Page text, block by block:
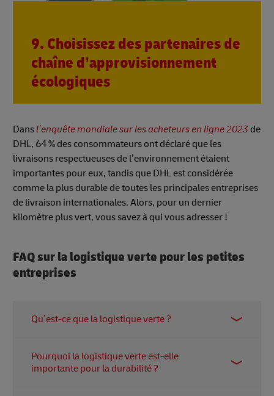
9. Choisissez des partenaires de
chaîne d’approvisionnement
écologiques
Dans l’enquête mondiale sur les acheteurs en ligne 2023 de
DHL, 64 % des consommateurs ont déclaré que les
livraisons respectueuses de l’environnement étaient
importantes pour eux, tandis que DHL est considérée
comme la plus durable de toutes les principales entreprises
de livraison internationales. Alors, pour un dernier
kilomètre plus vert, vous savez à qui vous adresser !
FAQ sur la logistique verte pour les petites
entreprises
Qu’est-ce que la logistique verte ?
pratiques durables pour minimiser l’impact
environnemental du réseau logistique. Par
Pourquoi la logistique verte est-elle
importante pour la durabilité ?